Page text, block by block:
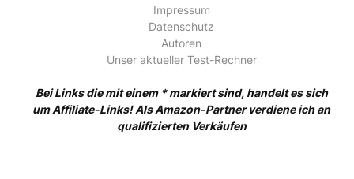
Impressum
Datenschutz
Autoren
Unser aktueller Test-Rechner
Bei Links die mit einem * markiert sind, handelt es sich
um Affiliate-Links! Als Amazon-Partner verdiene ich an
qualifizierten Verkäufen